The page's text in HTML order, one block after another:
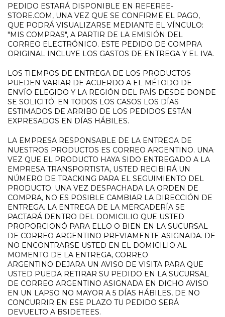
PEDIDO ESTARÁ DISPONIBLE EN REFEREE-
STORE.COM, UNA VEZ QUE SE CONFIRME EL PAGO,
QUE PODRÁ VISUALIZARSE MEDIANTE EL VÍNCULO:
"MIS COMPRAS", A PARTIR DE LA EMISIÓN DEL
CORREO ELECTRÓNICO. ESTE PEDIDO DE COMPRA
ORIGINAL INCLUYE LOS GASTOS DE ENTREGA Y EL IVA.
LOS TIEMPOS DE ENTREGA DE LOS PRODUCTOS
PUEDEN VARIAR DE ACUERDO A EL MÉTODO DE
ENVÍO ELEGIDO Y LA REGIÓN DEL PAÍS DESDE DONDE
SE SOLICITÓ. EN TODOS LOS CASOS LOS DÍAS
ESTIMADOS DE ARRIBO DE LOS PEDIDOS ESTÁN
EXPRESADOS EN DÍAS HÁBILES.
LA EMPRESA RESPONSABLE DE LA ENTREGA DE
NUESTROS PRODUCTOS ES CORREO ARGENTINO. UNA
VEZ QUE EL PRODUCTO HAYA SIDO ENTREGADO A LA
EMPRESA TRANSPORTISTA, USTED RECIBIRÁ UN
NÚMERO DE TRACKING PARA EL SEGUIMIENTO DEL
PRODUCTO. UNA VEZ DESPACHADA LA ORDEN DE
COMPRA, NO ES POSIBLE CAMBIAR LA DIRECCIÓN DE
ENTREGA. LA ENTREGA DE LA MERCADERÍA SE
PACTARÁ DENTRO DEL DOMICILIO QUE USTED
PROPORCIONÓ PARA ELLO O BIEN EN LA SUCURSAL
DE CORREO ARGENTINO PREVIAMENTE ASIGNADA. DE
NO ENCONTRARSE USTED EN EL DOMICILIO AL
MOMENTO DE LA ENTREGA, CORREO
ARGENTINO DEJARA UN AVISO DE VISITA PARA QUE
USTED PUEDA RETIRAR SU PEDIDO EN LA SUCURSAL
DE CORREO ARGENTINO ASIGNADA EN DICHO AVISO
EN UN LAPSO NO MAYOR A 5 DÍAS HÁBILES, DE NO
CONCURRIR EN ESE PLAZO TU PEDIDO SERÁ
DEVUELTO A BSIDETEES.